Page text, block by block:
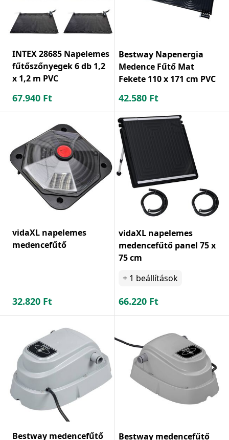
INTEX 28685 Napelemes
fűtőszőnyegek 6 db 1,2
x 1,2 m PVC
67.940 Ft
Bestway Napenergia
Medence Fűtő Mat
Fekete 110 x 171 cm PVC
42.580 Ft
vidaXL napelemes
medencefűtő
32.820 Ft
vidaXL napelemes
medencefűtő panel 75 x
75 cm
+ 1 beállítások
66.220 Ft
Bestway medencefűtő Bestway medencefűtő